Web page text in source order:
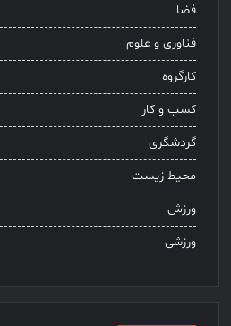
فضا
فناوری و علوم
کارگروه
کسب و کار
گردشگری
محیط زیست
ورزش
ورزشی